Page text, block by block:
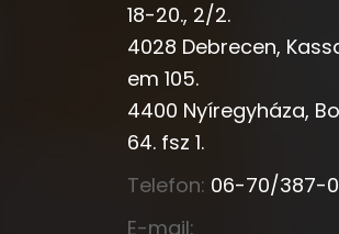
18-20., 2/2.
4028 Debrecen,
em 105.
4400 Nyíregyháza,
64. fsz 1.
Telefon: 06-70/387-
E-mail: